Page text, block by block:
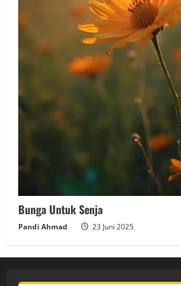
Bunga Untuk Senja
Pandi Ahmad 23 Juni 2025